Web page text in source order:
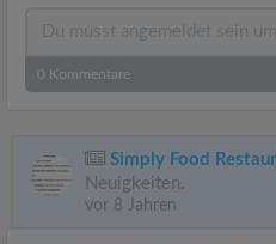
0 Kommentare
Simply Food
Neuigkeiten.
vor 8 Jahren